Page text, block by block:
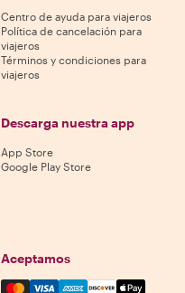
Centro de ayuda para viajeros
Política de cancelación para
viajeros
Términos y condiciones para
viajeros
Descarga nuestra app
App Store
Google Play Store
Aceptamos
Mastercard, Visa, Amex,